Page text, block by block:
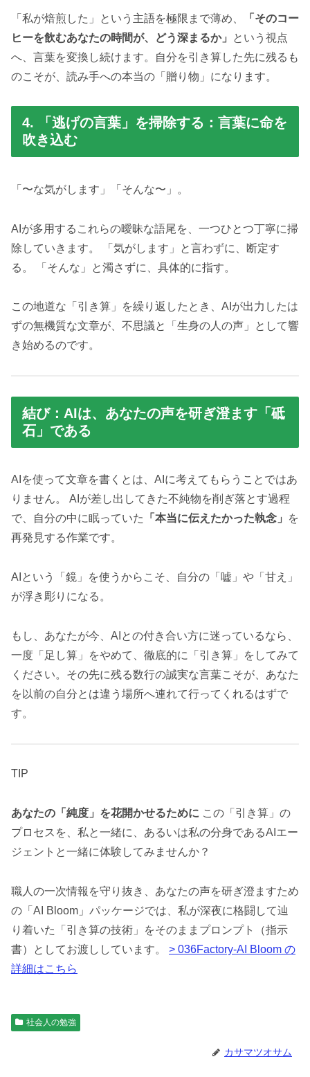
「私が焙煎した」という主語を極限まで薄め、
「そのコー
ヒーを飲むあなたの時間が、どう深まるか」
という視点
へ、言葉を変換し続けます。自分を引き算した先に残るも
のこそが、読み手への本当の「贈り物」になります。
4. 「逃げの言葉」を掃除する：言葉に命を
吹き込む
「〜な気がします」「そんな〜」。
AIが多用するこれらの曖昧な語尾を、一つひとつ丁寧に掃
除していきます。 「気がします」と言わずに、断定す
る。 「そんな」と濁さずに、具体的に指す。
この地道な「引き算」を繰り返したとき、AIが出力したは
ずの無機質な文章が、不思議と「生身の人の声」として響
き始めるのです。
結び：AIは、あなたの声を研ぎ澄ます「砥
石」である
AIを使って文章を書くとは、AIに考えてもらうことではあ
りません。 AIが差し出してきた不純物を削ぎ落とす過程
で、自分の中に眠っていた
「本当に伝えたかった執念」
を
再発見する作業です。
AIという「鏡」を使うからこそ、自分の「嘘」や「甘え」
が浮き彫りになる。
もし、あなたが今、AIとの付き合い方に迷っているなら、
一度「足し算」をやめて、徹底的に「引き算」をしてみて
ください。その先に残る数行の誠実な言葉こそが、あなた
を以前の自分とは違う場所へ連れて行ってくれるはずで
す。
TIP
あなたの「純度」を花開かせるために この「引き算」の
プロセスを、私と一緒に、あるいは私の分身であるAIエー
ジェントと一緒に体験してみませんか？
職人の一次情報を守り抜き、あなたの声を研ぎ澄ますため
の「AI Bloom」パッケージでは、私が深夜に格闘して辿
り着いた「引き算の技術」をそのままプロンプト（指示
書）としてお渡ししています。 > 036Factory-AI Bloom の
詳細はこちら
社会人の勉強
カサマツオサム